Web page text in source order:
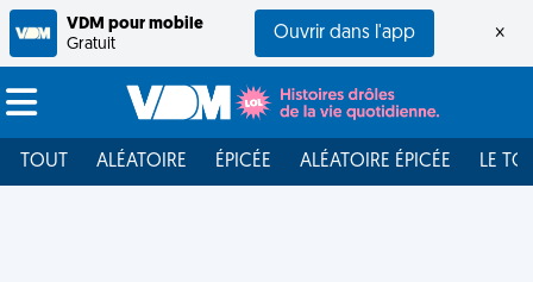
VDM pour mobile
Gratuit
Ouvrir dans l'app ×
TOUT ALÉATOIRE ÉPICÉE ALÉATOIRE ÉPICÉE LE